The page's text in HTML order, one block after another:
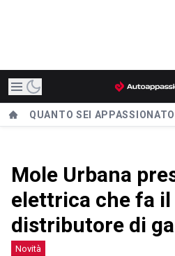
QUANTO SEI
Mole Urbana
elettrica che fa il
distributore di
Novità